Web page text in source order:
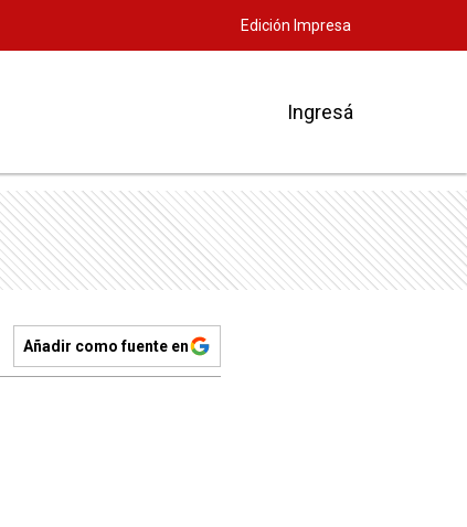
Edición Impresa
Ingresá
Añadir como fuente en